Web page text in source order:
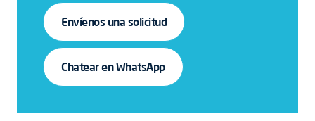
Envíenos una solicitud
Chatear en WhatsApp